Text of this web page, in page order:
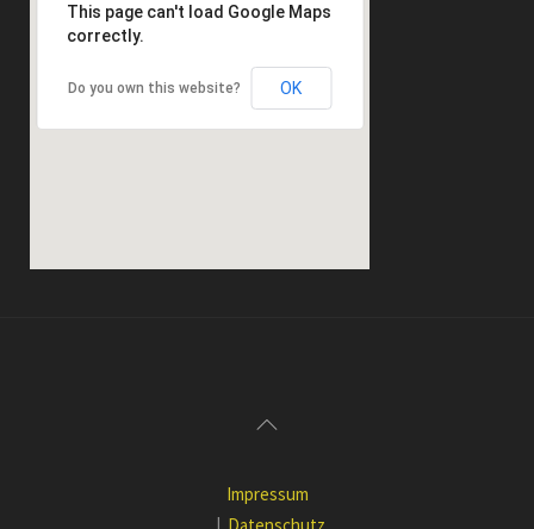
This page can't load Google Maps
correctly.
Do you own this website? OK
Impressum